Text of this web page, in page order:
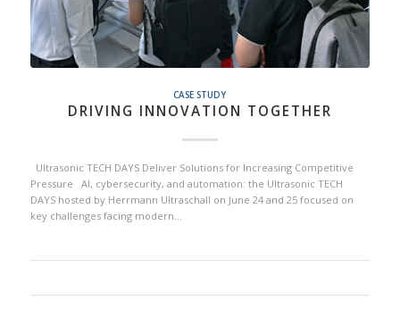
CASE STUDY
DRIVING INNOVATION TOGETHER
Ultrasonic TECH DAYS Deliver Solutions for Increasing Competitive
Pressure AI, cybersecurity, and automation: the Ultrasonic TECH
DAYS hosted by Herrmann Ultraschall on June 24 and 25 focused on
key challenges facing modern…